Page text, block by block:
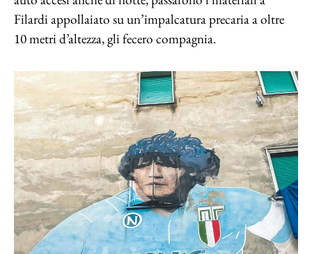
Filardi appollaiato su un’impalcatura precaria a oltre
10 metri d’altezza, gli fecero compagnia.